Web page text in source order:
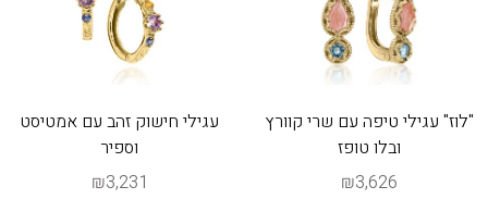
"לוז" עגילי טיפה עם שרי קוורץ
ובלו טופז
₪3,626
עגילי חישוק זהב עם אמטיסט
וספיר
₪3,231